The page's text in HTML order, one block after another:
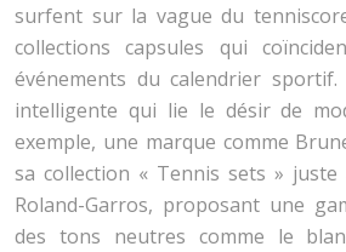
surfent sur la vague du
collections capsules qui
événements du calendrier sportif.
intelligente qui lie le désir de
exemple, une marque comme
sa collection « Tennis sets »
Roland-Garros, proposant une
des tons neutres comme le